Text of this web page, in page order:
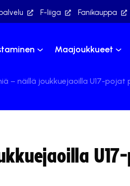
F-liiga Fanikauppa
Maajoukkueet
– näillä joukkuejaoilla U17-pojat